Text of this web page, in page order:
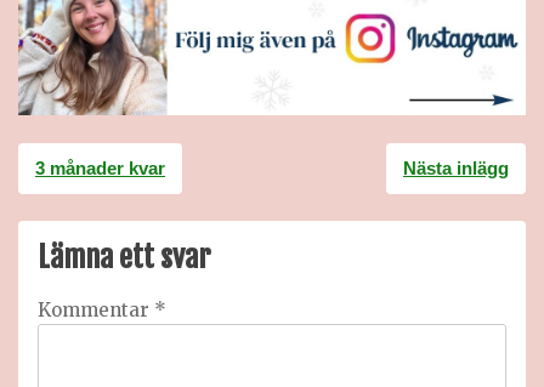
Inläggsnavigering
3 månader kvar Nästa inlägg
Lämna ett svar
Kommentar *